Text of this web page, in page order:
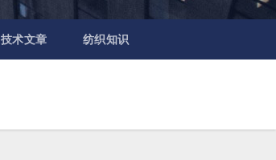
技术文章 纺织知识